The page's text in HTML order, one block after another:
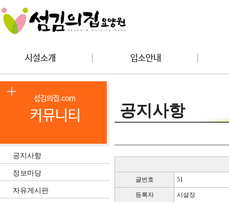
공지사항
정보마당
자유게시판
공지사항
글번호 51
등록자 시설장